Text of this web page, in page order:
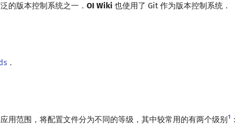
的版本控制系统之一． OI Wiki 也使用了 Git 作为版本控制系统．
．
用范围，将配置文件分为不同的等级，其中较常用的有两个级别1 ：